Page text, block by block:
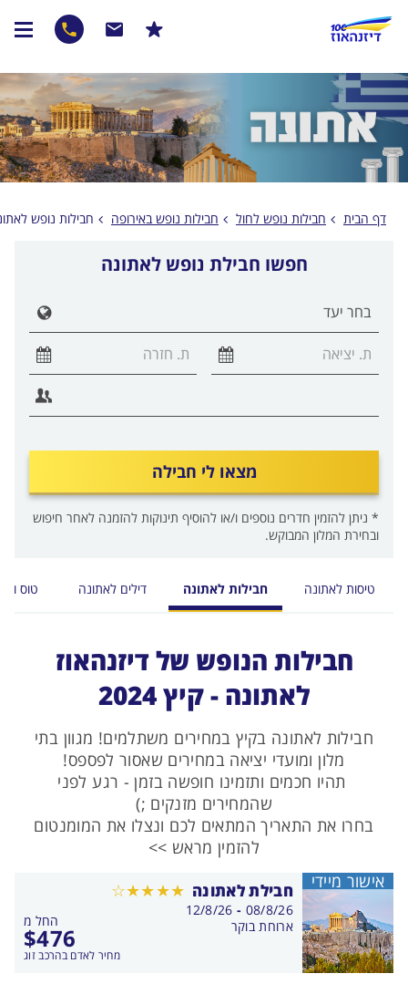
דף הבית חבילות נופש לחול חבילות נופש באירופה חבילות נופש
חפשו חבילת נופש לאתונה
הצג
מצאו לי חבילה
* ניתן להזמין חדרים נוספים ו/או להוסיף תינוקות להזמנה לאחר חיפוש
ובחירת המלון המבוקש.
טיסות לאתונה חבילות לאתונה דילים לאתונה טוס
חבילות הנופש של דיזנהאוז
לאתונה - קיץ 2024
חבילות לאתונה בקיץ במחירים משתלמים! מגוון בתי
מלון ומועדי יציאה במחירים שאסור לפספס!
תהיו חכמים ותזמינו חופשה בזמן - רגע לפני
שהמחירים מזנקים ;)
בחרו את התאריך המתאים לכם ונצלו את המומנטום
להזמין מראש >>
חבילת לאתונה
החל מ
$476
מחיר לאדם בהרכב זוג
בין
התאריכים,
08/8/26
-
12/8/26
ארוחת בוקר
אישור מיידי